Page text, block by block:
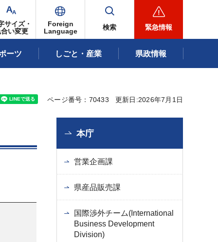
サイズ・
い変更
Foreign
Language
検索 緊急情報
ーツ しごと・産業 県政情報
ページ番号：70433 更新日:2026年7月1日
本庁
営業企画課
県産品販売課
国際渉外チーム(International
Business Development
Division)